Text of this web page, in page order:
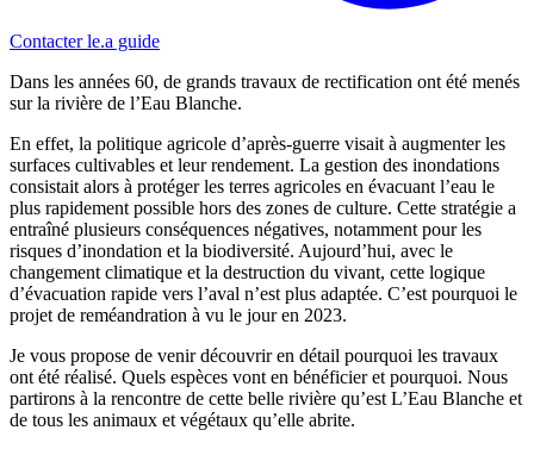
Contacter le.a guide
Dans les années 60, de grands travaux de rectification ont été menés
sur la rivière de l’Eau Blanche.
En effet, la politique agricole d’après-guerre visait à augmenter les
surfaces cultivables et leur rendement. La gestion des inondations
consistait alors à protéger les terres agricoles en évacuant l’eau le
plus rapidement possible hors des zones de culture. Cette stratégie a
entraîné plusieurs conséquences négatives, notamment pour les
risques d’inondation et la biodiversité. Aujourd’hui, avec le
changement climatique et la destruction du vivant, cette logique
d’évacuation rapide vers l’aval n’est plus adaptée. C’est pourquoi le
projet de reméandration à vu le jour en 2023.
Je vous propose de venir découvrir en détail pourquoi les travaux
ont été réalisé. Quels espèces vont en bénéficier et pourquoi. Nous
partirons à la rencontre de cette belle rivière qu’est L’Eau Blanche et
de tous les animaux et végétaux qu’elle abrite.